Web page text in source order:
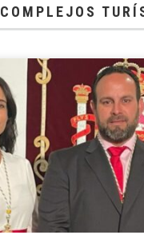
COMPLEJOS